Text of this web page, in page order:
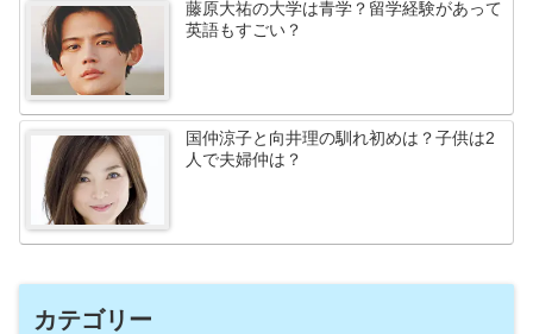
藤原大祐の大学は青学？留学経験があって
英語もすごい？
国仲涼子と向井理の馴れ初めは？子供は2
人で夫婦仲は？
カテゴリー